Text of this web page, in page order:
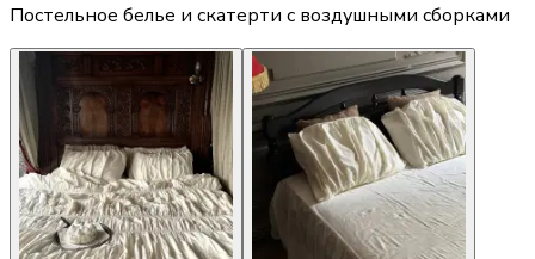
Постельное белье и скатерти с воздушными сборками